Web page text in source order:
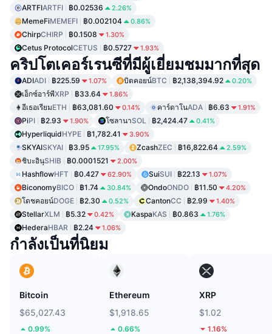
ARTFIARTFI ฿0.02536 2.26%
MemeFiMEMEFI ฿0.002104 0.86%
ChirpCHIRP ฿0.1508 1.30%
Cetus ProtocolCETUS ฿0.5727 1.93%
คริปโตเคอร์เรนซีที่มีผู้เยี่ยมชมมากที่สุด
ADIADI ฿225.59 1.07% บิตคอยน์BTC ฿2,138,394.92 0.20%
เอ็กซ์อาร์พีXRP ฿33.64 1.86%
อีเธอเรียมETH ฿63,081.60 0.14% คาร์ดาโนADA ฿6.63 1.91%
PiPI ฿2.93 1.90% โซลานาSOL ฿2,424.47 0.41%
HyperliquidHYPE ฿1,782.41 3.90%
SKYAISKYAI ฿3.95 17.95% ZcashZEC ฿16,822.64 2.59%
ชิบะอินุSHIB ฿0.0001521 2.00%
HashflowHFT ฿0.427 62.90% SuiSUI ฿22.13 1.07%
BiconomyBICO ฿1.74 30.84% OndoONDO ฿11.50 4.20%
โดชคอยน์DOGE ฿2.30 0.52% CantonCC ฿2.99 1.40%
StellarXLM ฿5.32 0.42% KaspaKAS ฿0.863 1.76%
HederaHBAR ฿2.24 1.06%
กำลังเป็นที่นิยม
Bitcoin
$65,027.43
0.99%
Ethereum
$1,918.65
0.66%
XRP
$1.02
1.16%